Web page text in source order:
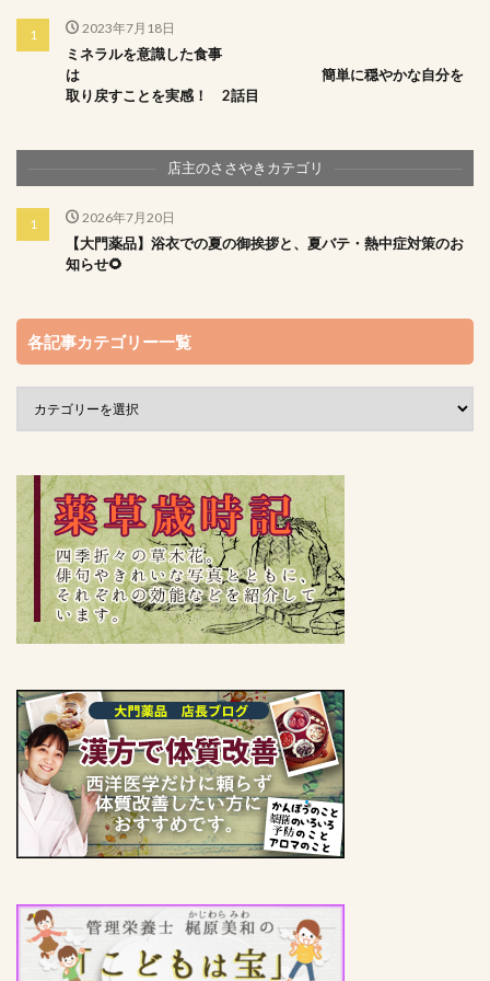
2023年7月18日
ミネラルを意識した食事
は 簡単に穏やかな自分を
取り戻すことを実感！ 2話目
店主のささやきカテゴリ
2026年7月20日
【大門薬品】浴衣での夏の御挨拶と、夏バテ・熱中症対策のお
知らせ🌻
各記事カテゴリー一覧